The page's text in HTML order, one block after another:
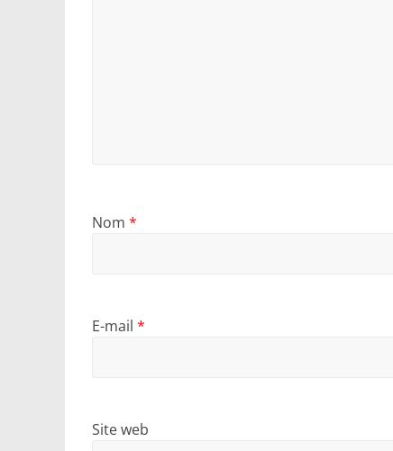
Nom *
E-mail *
Site web